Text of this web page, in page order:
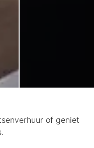
of geniet